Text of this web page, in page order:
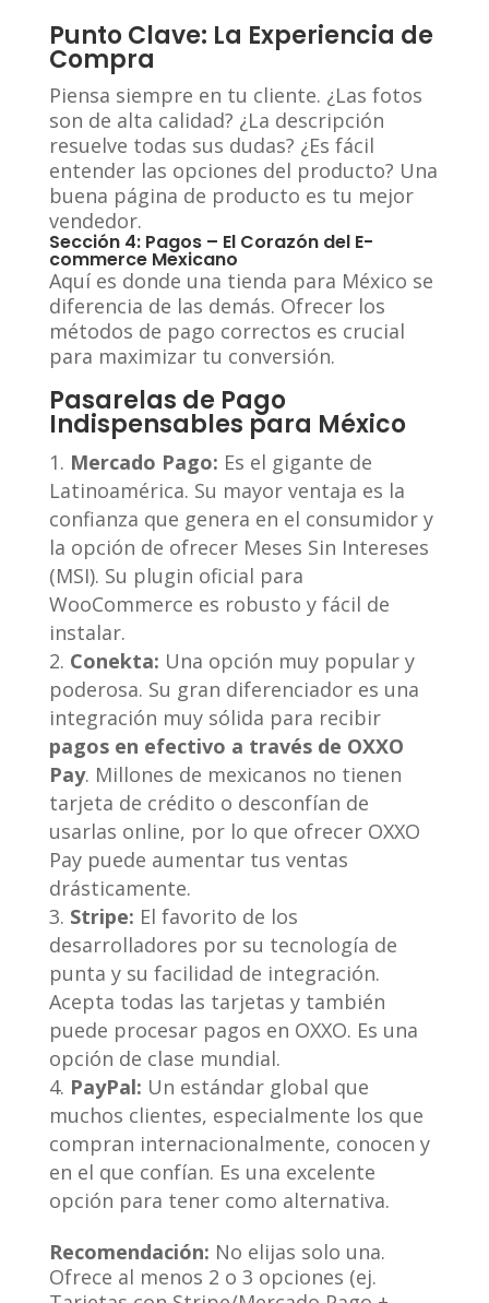
Punto Clave: La Experiencia de
Compra
Piensa siempre en tu cliente. ¿Las fotos
son de alta calidad? ¿La descripción
resuelve todas sus dudas? ¿Es fácil
entender las opciones del producto? Una
buena página de producto es tu mejor
vendedor.
Sección 4: Pagos – El Corazón del E-
commerce Mexicano
Aquí es donde una tienda para México se
diferencia de las demás. Ofrecer los
métodos de pago correctos es crucial
para maximizar tu conversión.
Pasarelas de Pago
Indispensables para México
Mercado Pago: Es el gigante de
Latinoamérica. Su mayor ventaja es la
confianza que genera en el consumidor y
la opción de ofrecer Meses Sin Intereses
(MSI). Su plugin oficial para
WooCommerce es robusto y fácil de
instalar.
Conekta: Una opción muy popular y
poderosa. Su gran diferenciador es una
integración muy sólida para recibir
pagos en efectivo a través de OXXO
Pay. Millones de mexicanos no tienen
tarjeta de crédito o desconfían de
usarlas online, por lo que ofrecer OXXO
Pay puede aumentar tus ventas
drásticamente.
Stripe: El favorito de los
desarrolladores por su tecnología de
punta y su facilidad de integración.
Acepta todas las tarjetas y también
puede procesar pagos en OXXO. Es una
opción de clase mundial.
PayPal: Un estándar global que
muchos clientes, especialmente los que
compran internacionalmente, conocen y
en el que confían. Es una excelente
opción para tener como alternativa.
Recomendación: No elijas solo una.
Ofrece al menos 2 o 3 opciones (ej.